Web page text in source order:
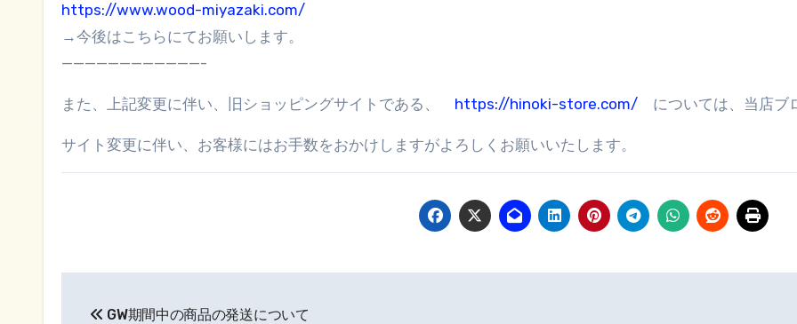
https://www.wood-miyazaki.com/
→今後はこちらにてお願いします。
————————————-
また、上記変更に伴い、旧ショッピングサイトである、 https://hinoki-store.com/ については、当店ブ
サイト変更に伴い、お客様にはお手数をおかけしますがよろしくお願いいたします。
GW期間中の商品の発送について